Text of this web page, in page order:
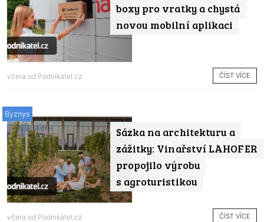
boxy pro vratky a chystá
novou mobilní aplikaci
včera od Podnikatel.cz ČÍST VÍCE
Sázka na architekturu a
zážitky: Vinařství LAHOFER
propojilo výrobu
s agroturistikou
Byznys
včera od Podnikatel.cz ČÍST VÍCE